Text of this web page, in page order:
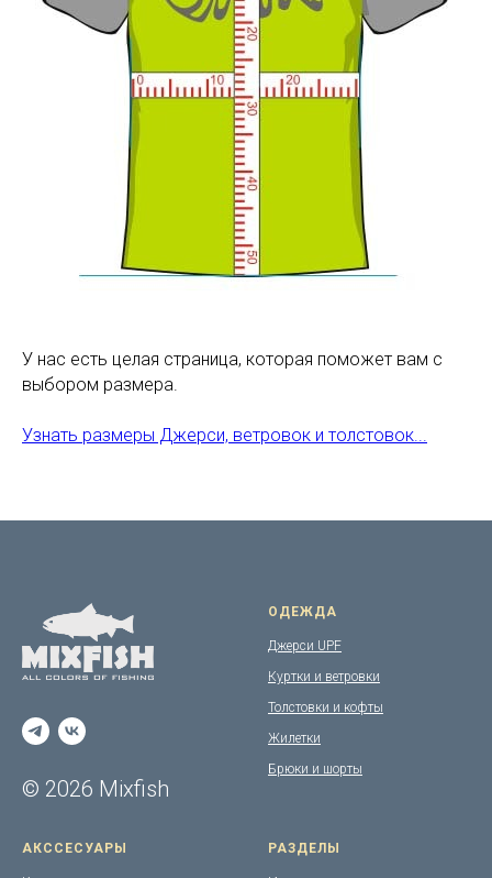
У нас есть целая страница, которая поможет вам с
выбором размера.
Узнать размеры Джерси, ветровок и толстовок...
© 2026 Mixfish
ОДЕЖДА
Джерси UPF
Куртки и ветровки
Толстовки и кофты
Жилетки
Брюки и шорты
АКССЕСУАРЫ РАЗДЕЛЫ